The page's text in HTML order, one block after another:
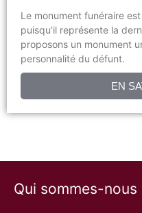
Le monument funéraire
puisqu’il représente la
proposons un monument
personnalité du défunt.
EN
Qui sommes-nous